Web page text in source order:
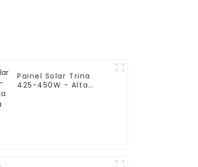
Painel Solar Trina
425-450W - Alta